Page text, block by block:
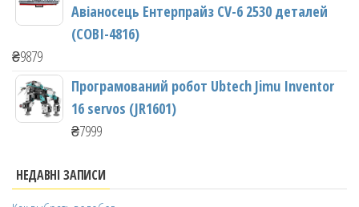
Авіаносець Ентерпрайз CV-6 2530 деталей
(COBI-4816)
₴9879
Програмований робот Ubtech Jimu Inventor
16 servos (JR1601)
₴7999
НЕДАВНІ ЗАПИСИ